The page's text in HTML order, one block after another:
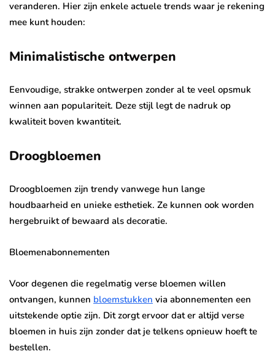
veranderen. Hier zijn enkele actuele trends waar je rekening
mee kunt houden:
Minimalistische ontwerpen
Eenvoudige, strakke ontwerpen zonder al te veel opsmuk
winnen aan populariteit. Deze stijl legt de nadruk op
kwaliteit boven kwantiteit.
Droogbloemen
Droogbloemen zijn trendy vanwege hun lange
houdbaarheid en unieke esthetiek. Ze kunnen ook worden
hergebruikt of bewaard als decoratie.
Bloemenabonnementen
Voor degenen die regelmatig verse bloemen willen
ontvangen, kunnen bloemstukken via abonnementen een
uitstekende optie zijn. Dit zorgt ervoor dat er altijd verse
bloemen in huis zijn zonder dat je telkens opnieuw hoeft te
bestellen.